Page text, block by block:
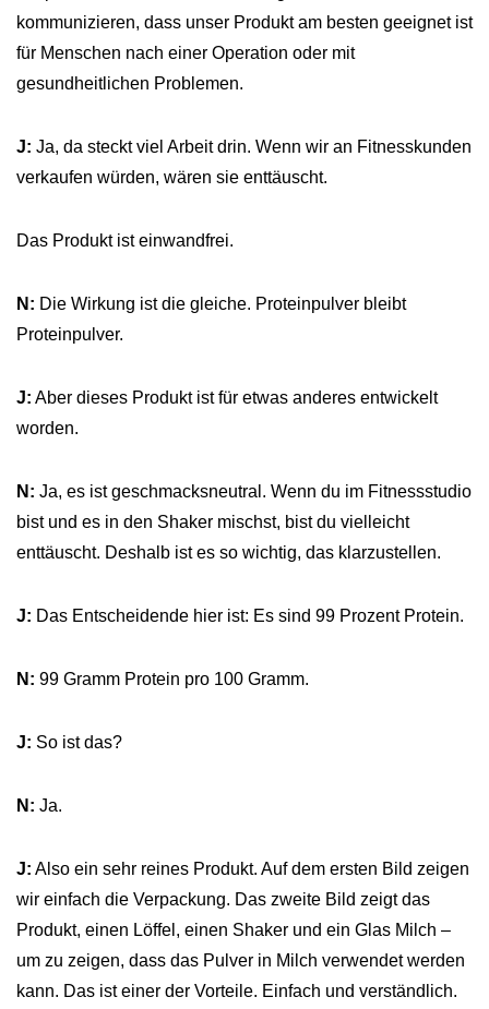
kommunizieren, dass unser Produkt am besten geeignet ist
für Menschen nach einer Operation oder mit
gesundheitlichen Problemen.
J: Ja, da steckt viel Arbeit drin. Wenn wir an Fitnesskunden
verkaufen würden, wären sie enttäuscht.
Das Produkt ist einwandfrei.
N: Die Wirkung ist die gleiche. Proteinpulver bleibt
Proteinpulver.
J: Aber dieses Produkt ist für etwas anderes entwickelt
worden.
N: Ja, es ist geschmacksneutral. Wenn du im Fitnessstudio
bist und es in den Shaker mischst, bist du vielleicht
enttäuscht. Deshalb ist es so wichtig, das klarzustellen.
J: Das Entscheidende hier ist: Es sind 99 Prozent Protein.
N: 99 Gramm Protein pro 100 Gramm.
J: So ist das?
N: Ja.
J: Also ein sehr reines Produkt. Auf dem ersten Bild zeigen
wir einfach die Verpackung. Das zweite Bild zeigt das
Produkt, einen Löffel, einen Shaker und ein Glas Milch –
um zu zeigen, dass das Pulver in Milch verwendet werden
kann. Das ist einer der Vorteile. Einfach und verständlich.